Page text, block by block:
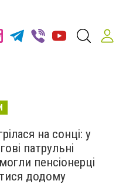
на сонці: у
патрульні
пенсіонерці
додому